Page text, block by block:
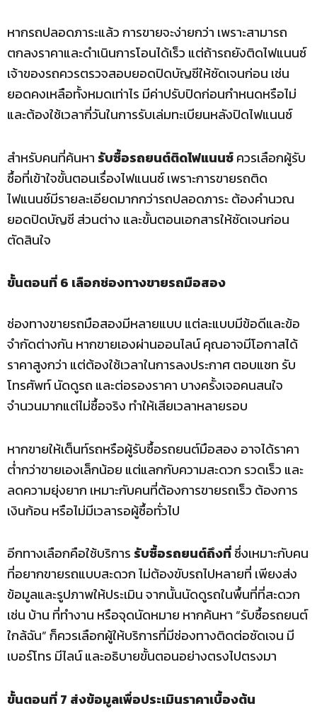
หากรถปลอดภาระแล้ว การขายจะง่ายกว่า เพราะสามารถ
ตกลงราคาและดำเนินการโอนได้เร็ว แต่ถ้ารถยังติดไฟแนนซ์
เจ้าของรถควรตรวจสอบยอดปิดบัญชีให้ชัดเจนก่อน เช่น
ยอดคงเหลือทั้งหมดเท่าไร มีค่าปรับปิดก่อนกำหนดหรือไม่
และต้องใช้เวลากี่วันในการรับเล่มทะเบียนหลังปิดไฟแนนซ์
สำหรับคนที่ค้นหา รับซื้อรถยนต์ติดไฟแนนซ์ควรเลือกผู้รับ
ซื้อที่เข้าใจขั้นตอนเรื่องไฟแนนซ์ เพราะการขายรถติด
ไฟแนนซ์มีรายละเอียดมากกว่ารถปลอดภาระ ต้องคำนวณ
ยอดปิดบัญชี ส่วนต่าง และขั้นตอนเอกสารให้ชัดเจนก่อน
ตัดสินใจ
ขั้นตอนที่ 6 เลือกช่องทางขายรถมือสอง
ช่องทางขายรถมือสองมีหลายแบบ แต่ละแบบมีข้อดีและข้อ
จำกัดต่างกัน หากขายเองผ่านออนไลน์ คุณอาจมีโอกาสได้
ราคาสูงกว่า แต่ต้องใช้เวลาในการลงประกาศ ตอบแชท รับ
โทรศัพท์ นัดดูรถ และต่อรองราคา บางครั้งเจอคนสนใจ
จำนวนมากแต่ไม่ซื้อจริง ทำให้เสียเวลาหลายรอบ
หากขายให้เต็นท์รถหรือผู้รับซื้อรถยนต์มือสอง อาจได้ราคา
ต่ำกว่าขายเองเล็กน้อย แต่แลกกับความสะดวก รวดเร็ว และ
ลดความยุ่งยาก เหมาะกับคนที่ต้องการขายรถเร็ว ต้องการ
เงินก้อน หรือไม่มีเวลารอผู้ซื้อทั่วไป
อีกทางเลือกคือใช้บริการ รับซื้อรถยนต์ถึงที่ซึ่งเหมาะกับคน
ที่อยากขายรถแบบสะดวก ไม่ต้องขับรถไปหลายที่ เพียงส่ง
ข้อมูลและรูปภาพให้ประเมิน จากนั้นนัดดูรถในพื้นที่ที่สะดวก
เช่น บ้าน ที่ทำงาน หรือจุดนัดหมาย หากค้นหา “รับซื้อรถยนต์
ใกล้ฉัน” ก็ควรเลือกผู้ให้บริการที่มีช่องทางติดต่อชัดเจน มี
เบอร์โทร มีไลน์ และอธิบายขั้นตอนอย่างตรงไปตรงมา
ขั้นตอนที่ 7 ส่งข้อมูลเพื่อประเมินราคาเบื้องต้น